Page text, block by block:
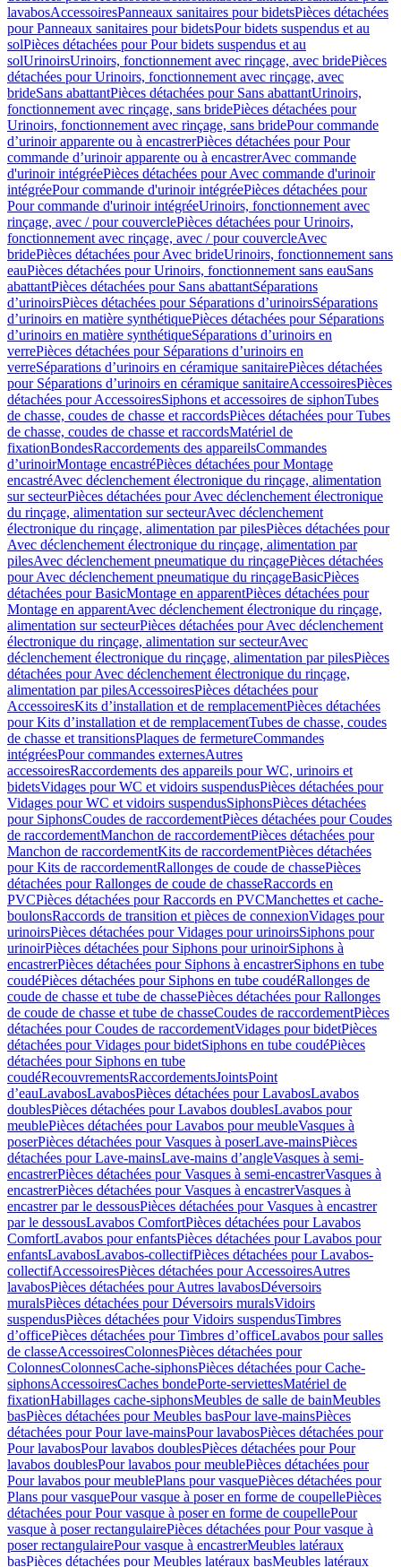
lavabosAccessoiresPanneaux sanitaires pour bidetsPièces détachées
pour Panneaux sanitaires pour bidetsPour bidets suspendus et au
solPièces détachées pour Pour bidets suspendus et au
solUrinoirsUrinoirs, fonctionnement avec rinçage, avec bridePièces
détachées pour Urinoirs, fonctionnement avec rinçage, avec
brideSans abattantPièces détachées pour Sans abattantUrinoirs,
fonctionnement avec rinçage, sans bridePièces détachées pour
Urinoirs, fonctionnement avec rinçage, sans bridePour commande
d’urinoir apparente ou à encastrerPièces détachées pour Pour
commande d’urinoir apparente ou à encastrerAvec commande
d'urinoir intégréePièces détachées pour Avec commande d'urinoir
intégréePour commande d'urinoir intégréePièces détachées pour
Pour commande d'urinoir intégréeUrinoirs, fonctionnement avec
rinçage, avec / pour couverclePièces détachées pour Urinoirs,
fonctionnement avec rinçage, avec / pour couvercleAvec
bridePièces détachées pour Avec brideUrinoirs, fonctionnement sans
eauPièces détachées pour Urinoirs, fonctionnement sans eauSans
abattantPièces détachées pour Sans abattantSéparations
d’urinoirsPièces détachées pour Séparations d’urinoirsSéparations
d’urinoirs en matière synthétiquePièces détachées pour Séparations
d’urinoirs en matière synthétiqueSéparations d’urinoirs en
verrePièces détachées pour Séparations d’urinoirs en
verreSéparations d’urinoirs en céramique sanitairePièces détachées
pour Séparations d’urinoirs en céramique sanitaireAccessoiresPièces
détachées pour AccessoiresSiphons et accessoires de siphonTubes
de chasse, coudes de chasse et raccordsPièces détachées pour Tubes
de chasse, coudes de chasse et raccordsMatériel de
fixationBondesRaccordements des appareilsCommandes
dʼurinoirMontage encastréPièces détachées pour Montage
encastréAvec déclenchement électronique du rinçage, alimentation
sur secteurPièces détachées pour Avec déclenchement électronique
du rinçage, alimentation sur secteurAvec déclenchement
électronique du rinçage, alimentation par pilesPièces détachées pour
Avec déclenchement électronique du rinçage, alimentation par
pilesAvec déclenchement pneumatique du rinçagePièces détachées
pour Avec déclenchement pneumatique du rinçageBasicPièces
détachées pour BasicMontage en apparentPièces détachées pour
Montage en apparentAvec déclenchement électronique du rinçage,
alimentation sur secteurPièces détachées pour Avec déclenchement
électronique du rinçage, alimentation sur secteurAvec
déclenchement électronique du rinçage, alimentation par pilesPièces
détachées pour Avec déclenchement électronique du rinçage,
alimentation par pilesAccessoiresPièces détachées pour
AccessoiresKits d’installation et de remplacementPièces détachées
pour Kits d’installation et de remplacementTubes de chasse, coudes
de chasse et transitionsPlaques de fermetureCommandes
intégréesPour commandes externesAutres
accessoiresRaccordements des appareils pour WC, urinoirs et
bidetsVidages pour WC et vidoirs suspendusPièces détachées pour
Vidages pour WC et vidoirs suspendusSiphonsPièces détachées
pour SiphonsCoudes de raccordementPièces détachées pour Coudes
de raccordementManchon de raccordementPièces détachées pour
Manchon de raccordementKits de raccordementPièces détachées
pour Kits de raccordementRallonges de coude de chassePièces
détachées pour Rallonges de coude de chasseRaccords en
PVCPièces détachées pour Raccords en PVCManchettes et cache-
boulonsRaccords de transition et pièces de connexionVidages pour
urinoirsPièces détachées pour Vidages pour urinoirsSiphons pour
urinoirPièces détachées pour Siphons pour urinoirSiphons à
encastrerPièces détachées pour Siphons à encastrerSiphons en tube
coudéPièces détachées pour Siphons en tube coudéRallonges de
coude de chasse et tube de chassePièces détachées pour Rallonges
de coude de chasse et tube de chasseCoudes de raccordementPièces
détachées pour Coudes de raccordementVidages pour bidetPièces
détachées pour Vidages pour bidetSiphons en tube coudéPièces
détachées pour Siphons en tube
coudéRecouvrementsRaccordementsJointsPoint
d’eauLavabosLavabosPièces détachées pour LavabosLavabos
doublesPièces détachées pour Lavabos doublesLavabos pour
meublePièces détachées pour Lavabos pour meubleVasques à
poserPièces détachées pour Vasques à poserLave-mainsPièces
détachées pour Lave-mainsLave-mains d’angleVasques à semi-
encastrerPièces détachées pour Vasques à semi-encastrerVasques à
encastrerPièces détachées pour Vasques à encastrerVasques à
encastrer par le dessousPièces détachées pour Vasques à encastrer
par le dessousLavabos ComfortPièces détachées pour Lavabos
ComfortLavabos pour enfantsPièces détachées pour Lavabos pour
enfantsLavabosLavabos-collectifPièces détachées pour Lavabos-
collectifAccessoiresPièces détachées pour AccessoiresAutres
lavabosPièces détachées pour Autres lavabosDéversoirs
muralsPièces détachées pour Déversoirs muralsVidoirs
suspendusPièces détachées pour Vidoirs suspendusTimbres
dʼofficePièces détachées pour Timbres dʼofficeLavabos pour salles
de classeAccessoiresColonnesPièces détachées pour
ColonnesColonnesCache-siphonsPièces détachées pour Cache-
siphonsAccessoiresCaches bondePorte-serviettesMatériel de
fixationHabillages cache-siphonsMeubles de salle de bainMeubles
basPièces détachées pour Meubles basPour lave-mainsPièces
détachées pour Pour lave-mainsPour lavabosPièces détachées pour
Pour lavabosPour lavabos doublesPièces détachées pour Pour
lavabos doublesPour lavabos pour meublePièces détachées pour
Pour lavabos pour meublePlans pour vasquePièces détachées pour
Plans pour vasquePour vasque à poser en forme de coupellePièces
détachées pour Pour vasque à poser en forme de coupellePour
vasque à poser rectangulairePièces détachées pour Pour vasque à
poser rectangulairePour vasque à encastrerMeubles latéraux
basPièces détachées pour Meubles latéraux basMeubles latéraux